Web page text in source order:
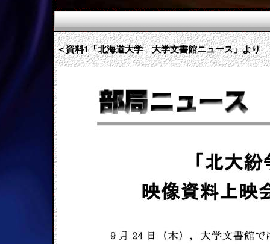
＜資料1「北海道大学 大学文書館ニュース」より